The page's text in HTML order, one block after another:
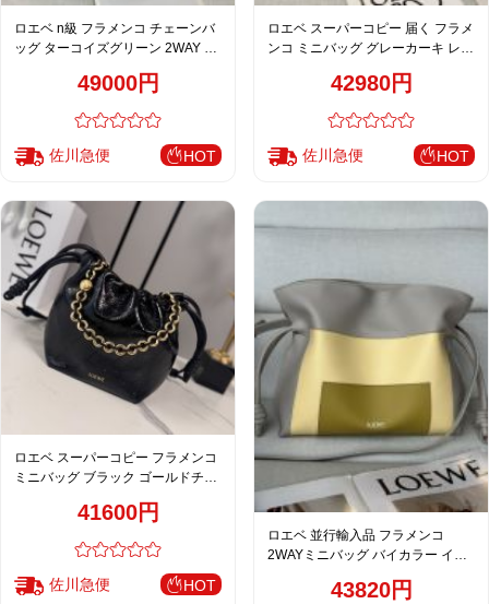
ロエベ n級 フラメンコ チェーンバ
ッグ ターコイズグリーン 2WAY シ
49000円
佐川急便 HOT
ロエベ スーパーコピー 届く フラメ
ンコ ミニバッグ グレーカーキ レデ
42980円
佐川急便 HOT
ロエベ スーパーコピー フラメンコ
ミニバッグ ブラック ゴールドチェ
41600円
佐川急便 HOT
ロエベ 並行輸入品 フラメンコ
2WAYミニバッグ バイカラー イエ
43820円